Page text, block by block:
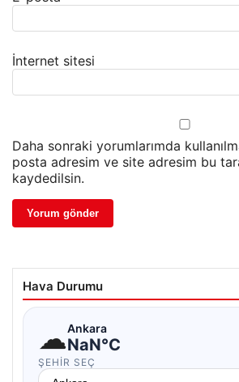
İnternet sitesi
Daha sonraki yorumlarımda
posta adresim ve site adresim bu
kaydedilsin.
Hava Durumu
☁Ankara
NaN°C
ŞEHIR SEÇ